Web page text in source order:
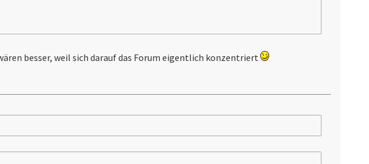
besser, weil sich darauf das Forum eigentlich konzentriert